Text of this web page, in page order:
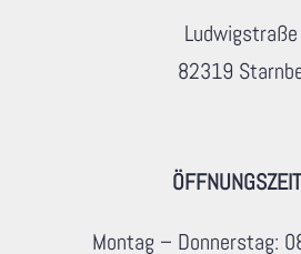
82319
Montag – Donnerstag: